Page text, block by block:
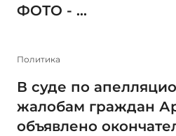
ФОТО - ...
Политика
В суде по
жалобам граждан
объявлено